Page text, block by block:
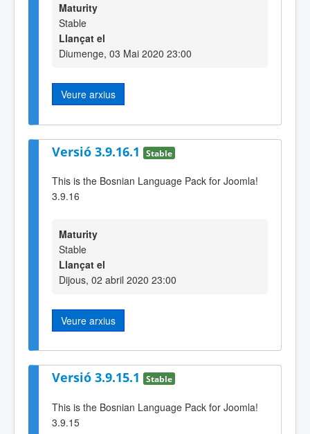
Maturity
Stable
Llançat el
Diumenge, 03 Mai 2020 23:00
Veure arxius
Versió 3.9.16.1 Stable
This is the Bosnian Language Pack for Joomla!
3.9.16
Maturity
Stable
Llançat el
Dijous, 02 abril 2020 23:00
Veure arxius
Versió 3.9.15.1 Stable
This is the Bosnian Language Pack for Joomla!
3.9.15